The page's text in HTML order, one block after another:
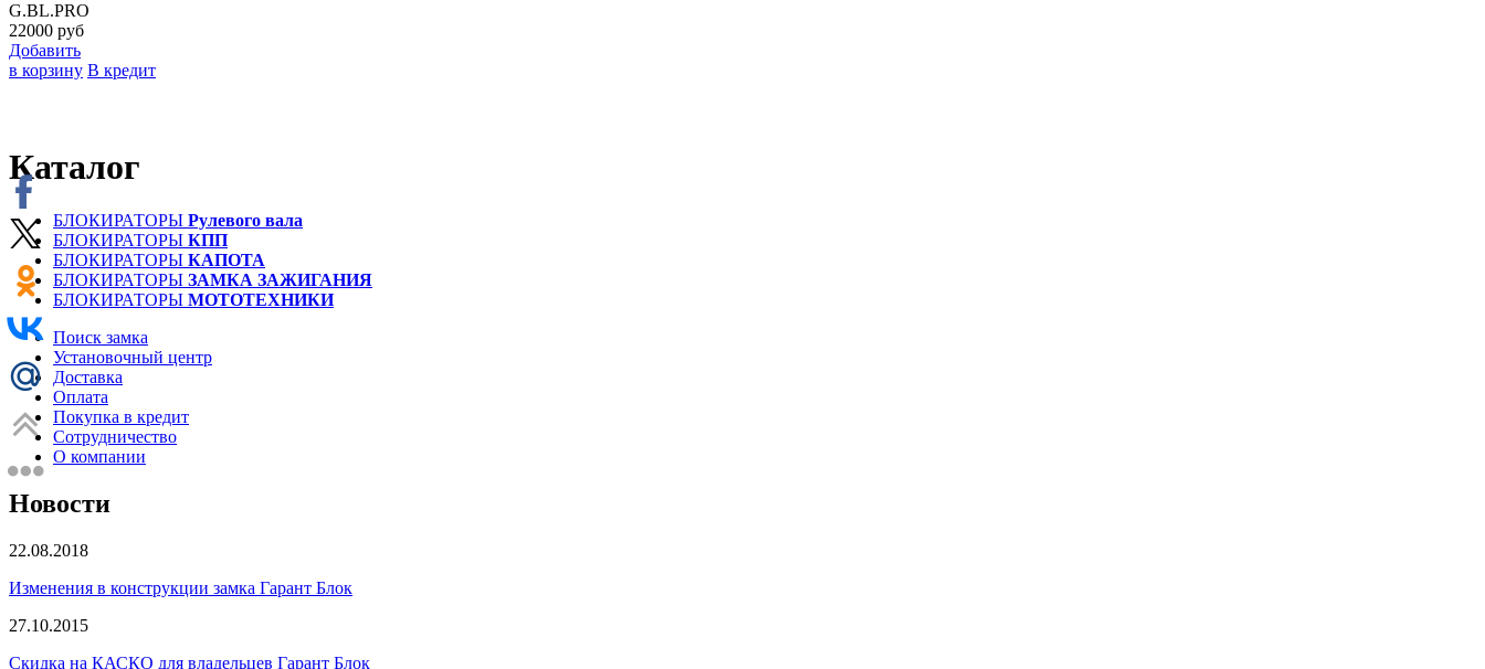
G.BL.PRO
22000 руб
Добавить
в корзину В кредит
Каталог
БЛОКИРАТОРЫ Рулевого вала
БЛОКИРАТОРЫ КПП
БЛОКИРАТОРЫ КАПОТА
БЛОКИРАТОРЫ ЗАМКА ЗАЖИГАНИЯ
БЛОКИРАТОРЫ МОТОТЕХНИКИ
Поиск замка
Установочный центр
Доставка
Оплата
Покупка в кредит
Сотрудничество
О компании
Новости
22.08.2018
Изменения в конструкции замка Гарант Блок
27.10.2015
Скидка на КАСКО для владельцев Гарант Блок